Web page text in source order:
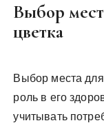
Выбор
цветка
Выбор места
роль в его
учитывать